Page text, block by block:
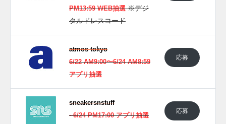
PM13:59 WEB抽選※デジ
タルドレスコード
atmos tokyo
6/22 AM9:00〜6/24 AM8:59
アプリ抽選
応募
sneakersnstuff
~6/24 PM17:00 アプリ抽選
応募